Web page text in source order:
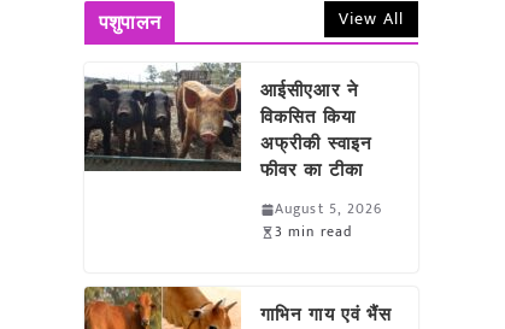
पशुपालन View All
आईसीएआर ने
विकसित किया
अफ्रीकी स्वाइन
फीवर का टीका
August 5, 2026
3 min read
गाभिन गाय एवं भैंस